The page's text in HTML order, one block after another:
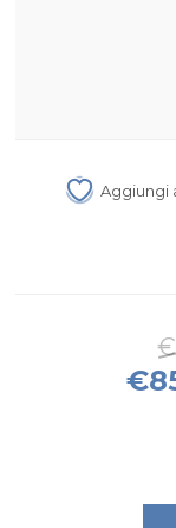
Aggiungi